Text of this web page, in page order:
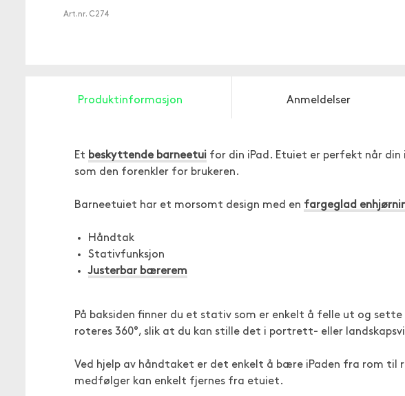
Art.nr. C274
Produktinformasjon Anmeldelser
Et beskyttende barneetui for din iPad. Etuiet er perfekt når
som den forenkler for brukeren.
Barneetuiet har et morsomt design med en fargeglad
Håndtak
Stativfunksjon
Justerbar bærerem
På baksiden finner du et stativ som er enkelt å felle ut og
roteres 360°, slik at du kan stille det i portrett- eller
Ved hjelp av håndtaket er det enkelt å bære iPaden fra rom til
medfølger kan enkelt fjernes fra etuiet.